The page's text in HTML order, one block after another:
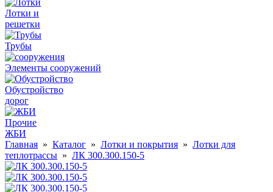
Лотки и
решетки
Трубы
Элементы сооружений
Обустройство
дорог
Прочие
ЖБИ
Главная » Каталог » Лотки и покрытия » Лотки для
теплотрассы » ЛК 300.300.150-5